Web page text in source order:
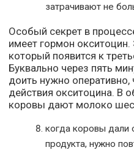
затрачивают не
Особый секрет в
имеет гормон
который появится к
Буквально через пять
доить нужно
действия окситоцина. В
коровы дают молоко
когда коровы дали
продукта, нужно